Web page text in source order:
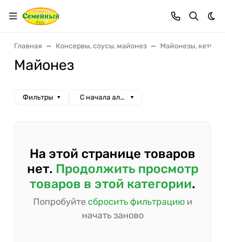
Главная Консервы, соусы, майонез Майонезы,
Майонез
Фильтры С начала алфавита
На этой странице товаров
нет. Продолжить просмотр
товаров в этой категории.
Попробуйте сбросить фильтрациюи
начать заново